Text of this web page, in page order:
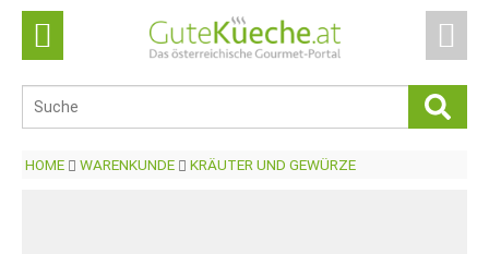
HOME WARENKUNDE KRÄUTER UND GEWÜRZE